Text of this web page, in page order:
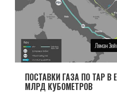
Ляман
ПОСТАВКИ ГАЗА ПО TAP
МЛРД КУБОМЕТРОВ